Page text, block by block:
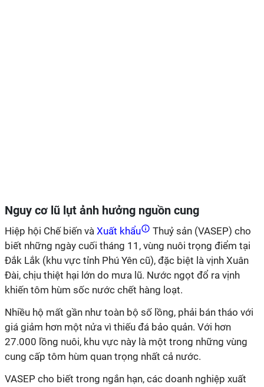
Nguy cơ lũ lụt ảnh hưởng nguồn cung
Hiệp hội Chế biến và Xuất khẩu
Thuỷ sản (VASEP) cho
biết những ngày cuối tháng 11, vùng nuôi trọng điểm tại
Đắk Lắk (khu vực tỉnh Phú Yên cũ), đặc biệt là vịnh Xuân
Đài, chịu thiệt hại lớn do mưa lũ. Nước ngọt đổ ra vịnh
khiến tôm hùm sốc nước chết hàng loạt.
Nhiều hộ mất gần như toàn bộ số lồng, phải bán tháo với
giá giảm hơn một nửa vì thiếu đá bảo quản. Với hơn
27.000 lồng nuôi, khu vực này là một trong những vùng
cung cấp tôm hùm quan trọng nhất cả nước.
VASEP cho biết trong ngắn hạn, các doanh nghiệp xuất